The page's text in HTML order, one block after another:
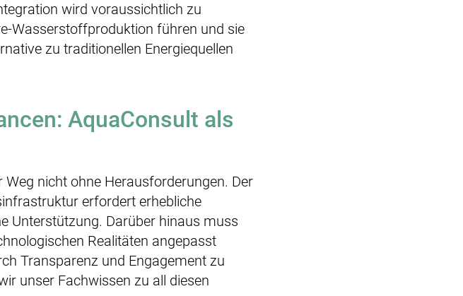
wird voraussichtlich zu
Wasserstoffproduktion führen und sie
zu traditionellen Energiequellen
AquaConsult als
nicht ohne Herausforderungen. Der
erfordert erhebliche
Unterstützung. Darüber hinaus muss
Realitäten angepasst
Transparenz und Engagement zu
unser Fachwissen zu all diesen